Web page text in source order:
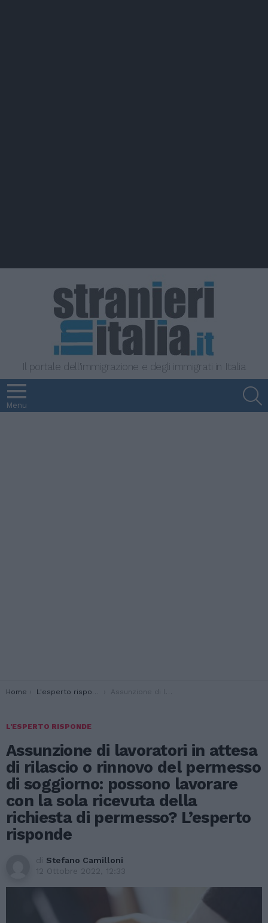
Il portale dell'immigrazione e degli immigrati in Italia
Menu
You are here:
Home L'esperto risponde Assunzione di lavoratori in attesa di rilascio o rinnovo del permesso di soggiorno: possono lavorare con la sola ricevuta della richiesta di permesso? L’esperto risponde
L'ESPERTO RISPONDE
Assunzione di lavoratori in attesa
di rilascio o rinnovo del permesso
di soggiorno: possono lavorare
con la sola ricevuta della
richiesta di permesso? L’esperto
risponde
di Stefano Camilloni
12 Ottobre 2022, 12:33